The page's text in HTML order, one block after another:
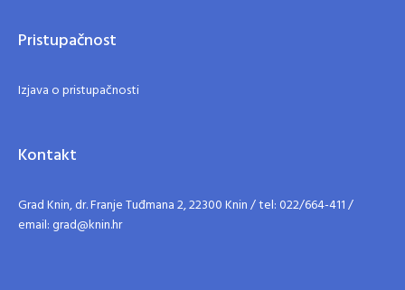
Pristupačnost
Izjava o pristupačnosti
Kontakt
Grad Knin, dr. Franje Tuđmana 2, 22300 Knin / tel: 022/664-411 /
email: grad@knin.hr